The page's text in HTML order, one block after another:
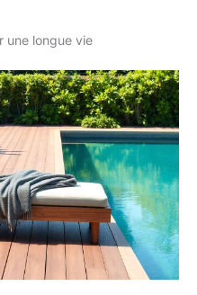
une longue vie